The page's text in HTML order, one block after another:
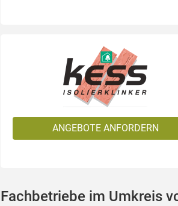
ANGEBOTE ANFORDERN
Fachbetriebe im Umkreis